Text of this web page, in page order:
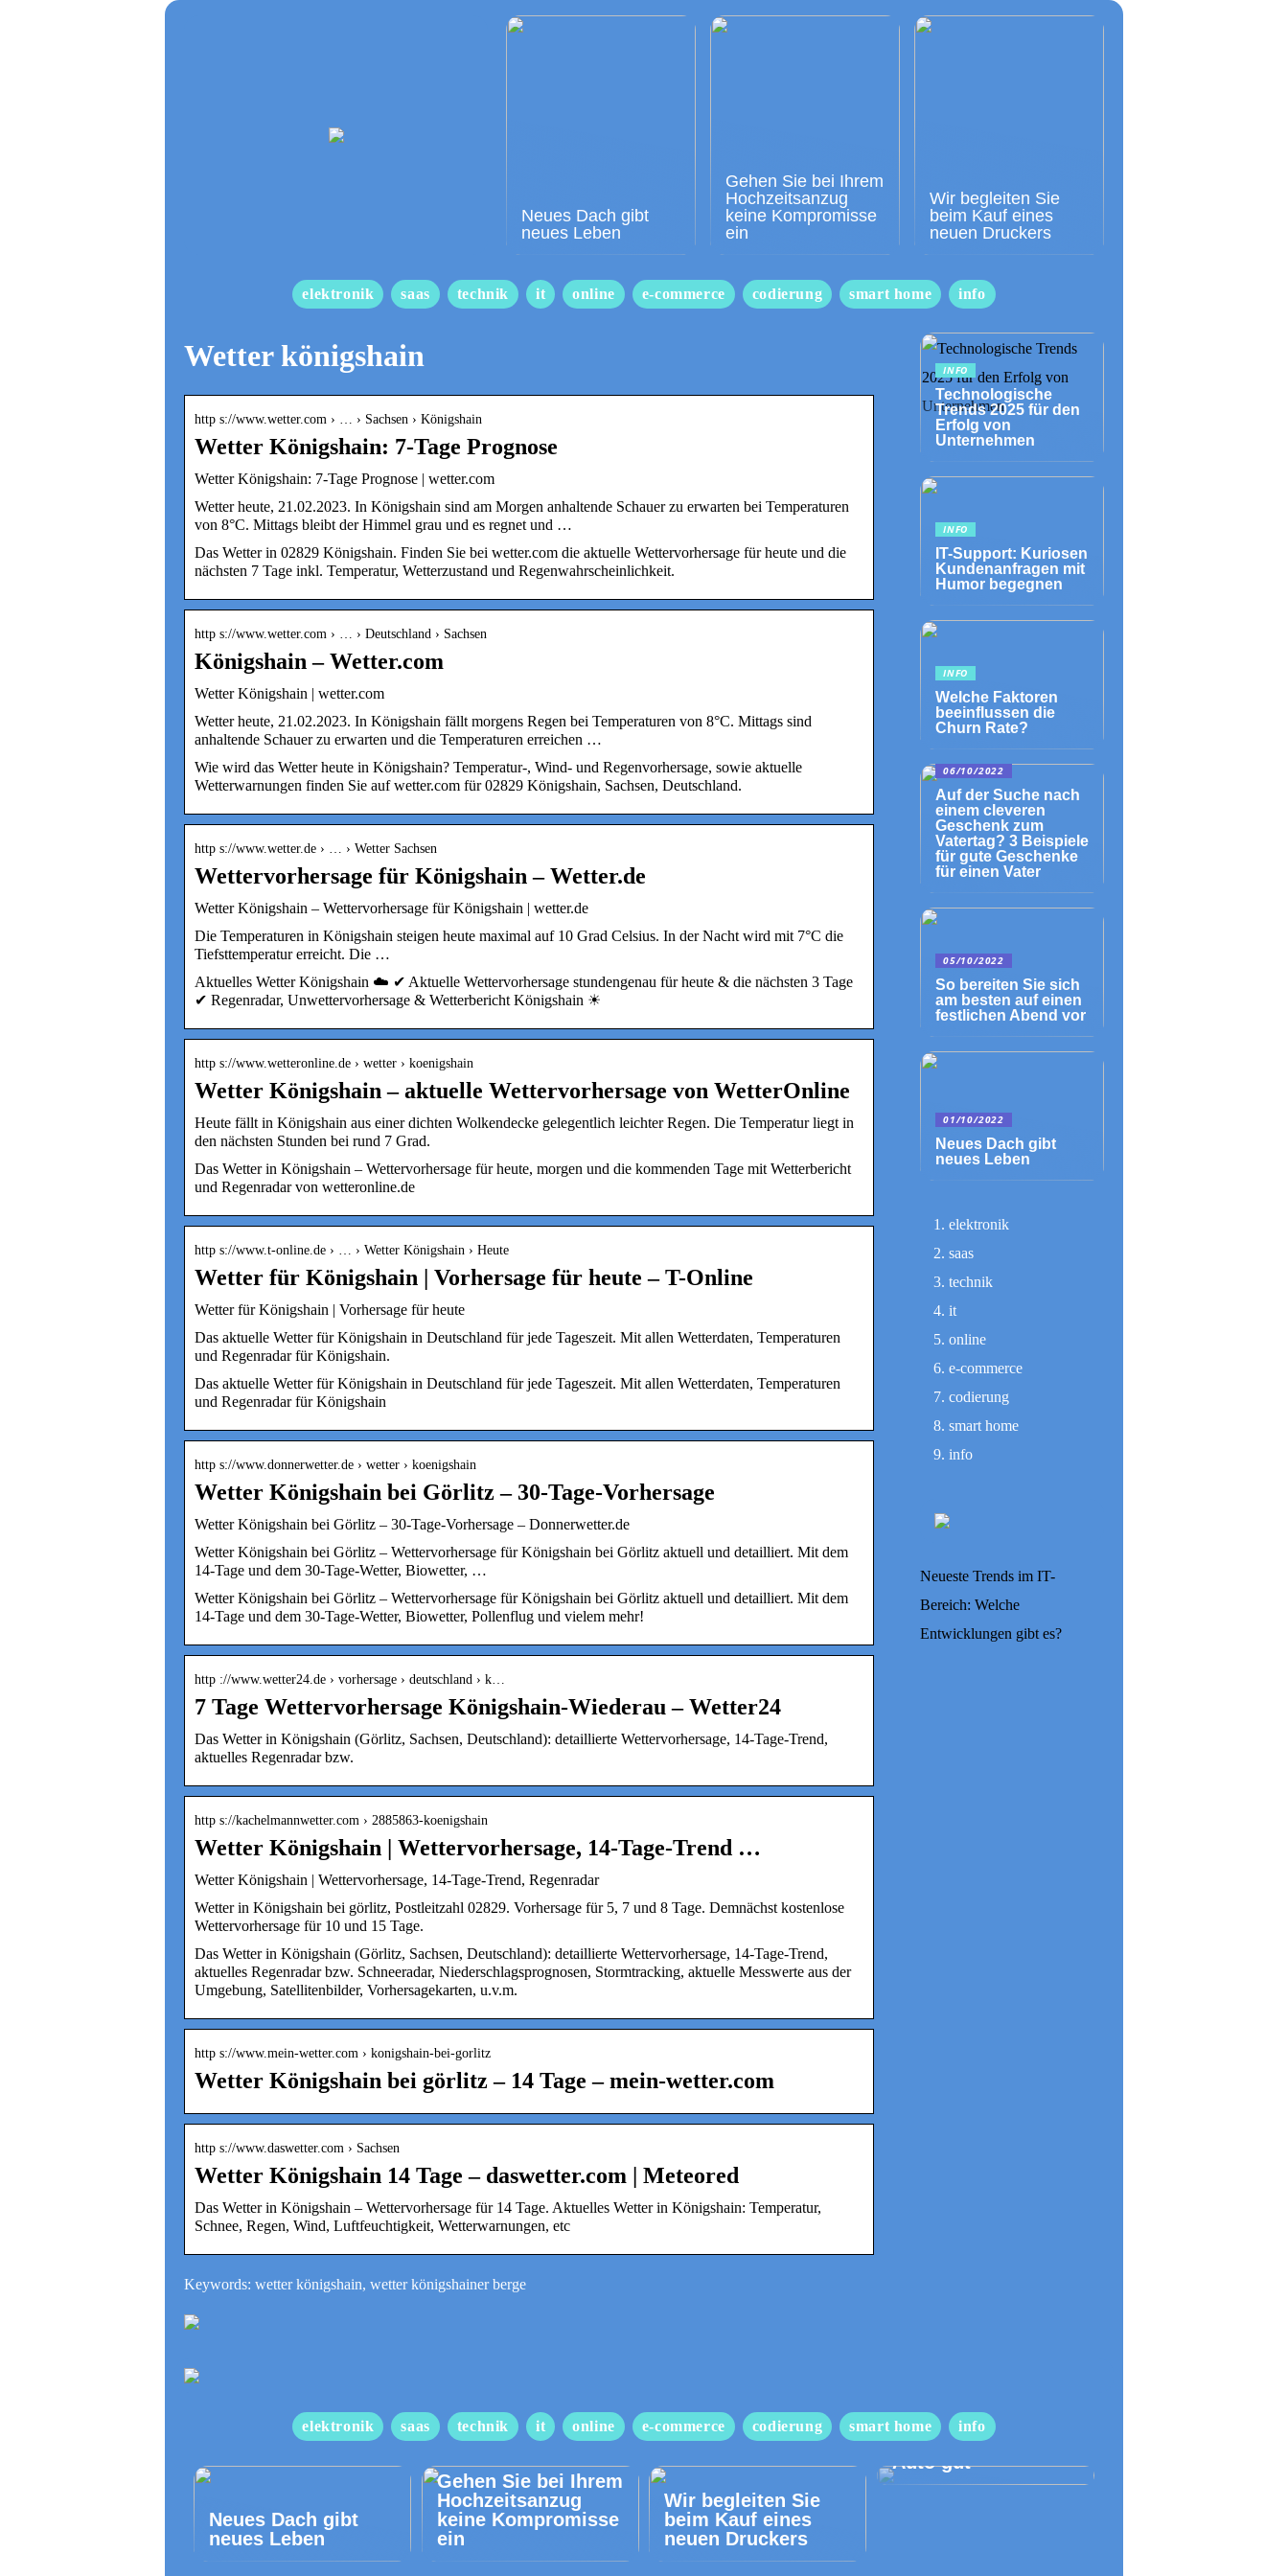
Neues Dach gibt
neues Leben
Gehen Sie bei Ihrem
Hochzeitsanzug
keine Kompromisse
ein
Wir begleiten Sie
beim Kauf eines
neuen Druckers
elektronik saas technik it online e-commerce codierung smart home info
Wetter königshain
http s://www.wetter.com › … › Sachsen › Königshain
Wetter Königshain: 7-Tage Prognose
Wetter Königshain: 7-Tage Prognose | wetter.com
Wetter heute, 21.02.2023. In Königshain sind am Morgen anhaltende Schauer zu erwarten bei Temperaturen
von 8°C. Mittags bleibt der Himmel grau und es regnet und …
Das Wetter in 02829 Königshain. Finden Sie bei wetter.com die aktuelle Wettervorhersage für heute und die
nächsten 7 Tage inkl. Temperatur, Wetterzustand und Regenwahrscheinlichkeit.
http s://www.wetter.com › … › Deutschland › Sachsen
Königshain – Wetter.com
Wetter Königshain | wetter.com
Wetter heute, 21.02.2023. In Königshain fällt morgens Regen bei Temperaturen von 8°C. Mittags sind
anhaltende Schauer zu erwarten und die Temperaturen erreichen …
Wie wird das Wetter heute in Königshain? Temperatur-, Wind- und Regenvorhersage, sowie aktuelle
Wetterwarnungen finden Sie auf wetter.com für 02829 Königshain, Sachsen, Deutschland.
http s://www.wetter.de › … › Wetter Sachsen
Wettervorhersage für Königshain – Wetter.de
Wetter Königshain – Wettervorhersage für Königshain | wetter.de
Die Temperaturen in Königshain steigen heute maximal auf 10 Grad Celsius. In der Nacht wird mit 7°C die
Tiefsttemperatur erreicht. Die …
Aktuelles Wetter Königshain ☁️ ✔ Aktuelle Wettervorhersage stundengenau für heute & die nächsten 3 Tage
✔ Regenradar, Unwettervorhersage & Wetterbericht Königshain ☀
http s://www.wetteronline.de › wetter › koenigshain
Wetter Königshain – aktuelle Wettervorhersage von WetterOnline
Heute fällt in Königshain aus einer dichten Wolkendecke gelegentlich leichter Regen. Die Temperatur liegt in
den nächsten Stunden bei rund 7 Grad.
Das Wetter in Königshain – Wettervorhersage für heute, morgen und die kommenden Tage mit Wetterbericht
und Regenradar von wetteronline.de
http s://www.t-online.de › … › Wetter Königshain › Heute
Wetter für Königshain | Vorhersage für heute – T-Online
Wetter für Königshain | Vorhersage für heute
Das aktuelle Wetter für Königshain in Deutschland für jede Tageszeit. Mit allen Wetterdaten, Temperaturen
und Regenradar für Königshain.
Das aktuelle Wetter für Königshain in Deutschland für jede Tageszeit. Mit allen Wetterdaten, Temperaturen
und Regenradar für Königshain
http s://www.donnerwetter.de › wetter › koenigshain
Wetter Königshain bei Görlitz – 30-Tage-Vorhersage
Wetter Königshain bei Görlitz – 30-Tage-Vorhersage – Donnerwetter.de
Wetter Königshain bei Görlitz – Wettervorhersage für Königshain bei Görlitz aktuell und detailliert. Mit dem
14-Tage und dem 30-Tage-Wetter, Biowetter, …
Wetter Königshain bei Görlitz – Wettervorhersage für Königshain bei Görlitz aktuell und detailliert. Mit dem
14-Tage und dem 30-Tage-Wetter, Biowetter, Pollenflug und vielem mehr!
http ://www.wetter24.de › vorhersage › deutschland › k…
7 Tage Wettervorhersage Königshain-Wiederau – Wetter24
Das Wetter in Königshain (Görlitz, Sachsen, Deutschland): detaillierte Wettervorhersage, 14-Tage-Trend,
aktuelles Regenradar bzw.
http s://kachelmannwetter.com › 2885863-koenigshain
Wetter Königshain | Wettervorhersage, 14-Tage-Trend …
Wetter Königshain | Wettervorhersage, 14-Tage-Trend, Regenradar
Wetter in Königshain bei görlitz, Postleitzahl 02829. Vorhersage für 5, 7 und 8 Tage. Demnächst kostenlose
Wettervorhersage für 10 und 15 Tage.
Das Wetter in Königshain (Görlitz, Sachsen, Deutschland): detaillierte Wettervorhersage, 14-Tage-Trend,
aktuelles Regenradar bzw. Schneeradar, Niederschlagsprognosen, Stormtracking, aktuelle Messwerte aus der
Umgebung, Satellitenbilder, Vorhersagekarten, u.v.m.
http s://www.mein-wetter.com › konigshain-bei-gorlitz
Wetter Königshain bei görlitz – 14 Tage – mein-wetter.com
http s://www.daswetter.com › Sachsen
Wetter Königshain 14 Tage – daswetter.com | Meteored
Das Wetter in Königshain – Wettervorhersage für 14 Tage. Aktuelles Wetter in Königshain: Temperatur,
Schnee, Regen, Wind, Luftfeuchtigkeit, Wetterwarnungen, etc
Keywords: wetter königshain, wetter königshainer berge
INFO
Technologische
Trends 2025 für den
Erfolg von
Unternehmen
INFO
IT-Support: Kuriosen
Kundenanfragen mit
Humor begegnen
INFO
Welche Faktoren
beeinflussen die
Churn Rate?
06/10/2022
Auf der Suche nach
einem cleveren
Geschenk zum
Vatertag? 3 Beispiele
für gute Geschenke
für einen Vater
05/10/2022
So bereiten Sie sich
am besten auf einen
festlichen Abend vor
01/10/2022
Neues Dach gibt
neues Leben
elektronik
saas
technik
it
online
e-commerce
codierung
smart home
info
Neueste Trends im IT-
Bereich: Welche
Entwicklungen gibt es?
elektronik saas technik it online e-commerce codierung smart home info
Neues Dach gibt
neues Leben
Gehen Sie bei Ihrem
Hochzeitsanzug
keine Kompromisse
ein
Wir begleiten Sie
beim Kauf eines
neuen Druckers
So pflegen Sie Ihr
Auto gut